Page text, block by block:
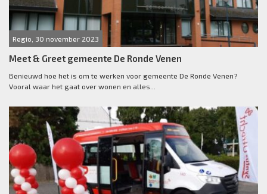
Regio, 30 november 2023
Meet & Greet gemeente De Ronde Venen
Benieuwd hoe het is om te werken voor gemeente De Ronde Venen?
Vooral waar het gaat over wonen en alles...